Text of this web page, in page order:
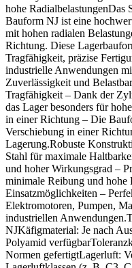
hohe
Bauform NJ ist eine
mit hohen radialen
Richtung. Diese
Tragfähigkeit, präzise
industrielle Anwendungen
Zuverlässigkeit und
Tragfähigkeit – Dank der
das Lager besonders für
in einer Richtung – Die
Verschiebung in einer
Lagerung.Robuste
Stahl für maximale
und hoher Wirkungsgrad –
minimale Reibung und
Einsatzmöglichkeiten –
Elektromotoren, Pumpen,
industriellen
NJKäfigmaterial: Je nach
Polyamid
Normen gefertigtLagerluft: